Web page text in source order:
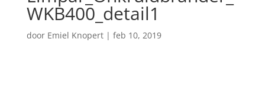
WKB400_detail1
door Emiel Knopert| feb 10, 2019